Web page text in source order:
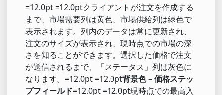
=12.0pt =12.0ptクライアントが注文を作成する
まで、市場需要列は黄色、市場供給列は緑色で
表示されます。列内のデータは常に更新され、
注文のサイズが表示され、現時点での市場の深
さを知ることができます。選択した価格で注文
が送信されるまで、「ステータス」列は灰色に
なります。=12.0pt =12.0pt背景色 – 価格ステッ
プフィールド=12.0pt =12.0pt現時点での最高入